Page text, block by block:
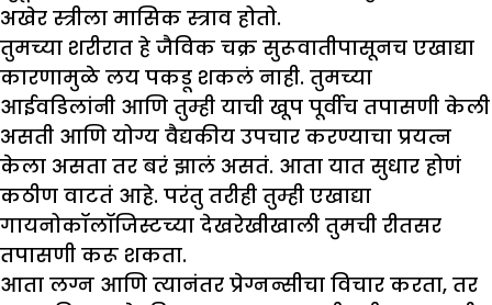
अखेर स्त्रीला मासिक स्त्राव होतो.
तुमच्या शरीरात हे जैविक चक्र सुरूवातीपासूनच एखाद्या
कारणामुळे लय पकडू शकलं नाही. तुमच्या
आईवडिलांनी आणि तुम्ही याची खूप पूर्वीच तपासणी केली
असती आणि योग्य वैद्यकीय उपचार करण्याचा प्रयत्न
केला असता तर बरं झालं असतं. आता यात सुधार होणं
कठीण वाटतं आहे. परंतु तरीही तुम्ही एखाद्या
गायनोकॉलॉजिस्टच्या देखरेखीखाली तुमची रीतसर
तपासणी करू शकता.
आता लग्न आणि त्यानंतर प्रेग्नन्सीचा विचार करता, तर